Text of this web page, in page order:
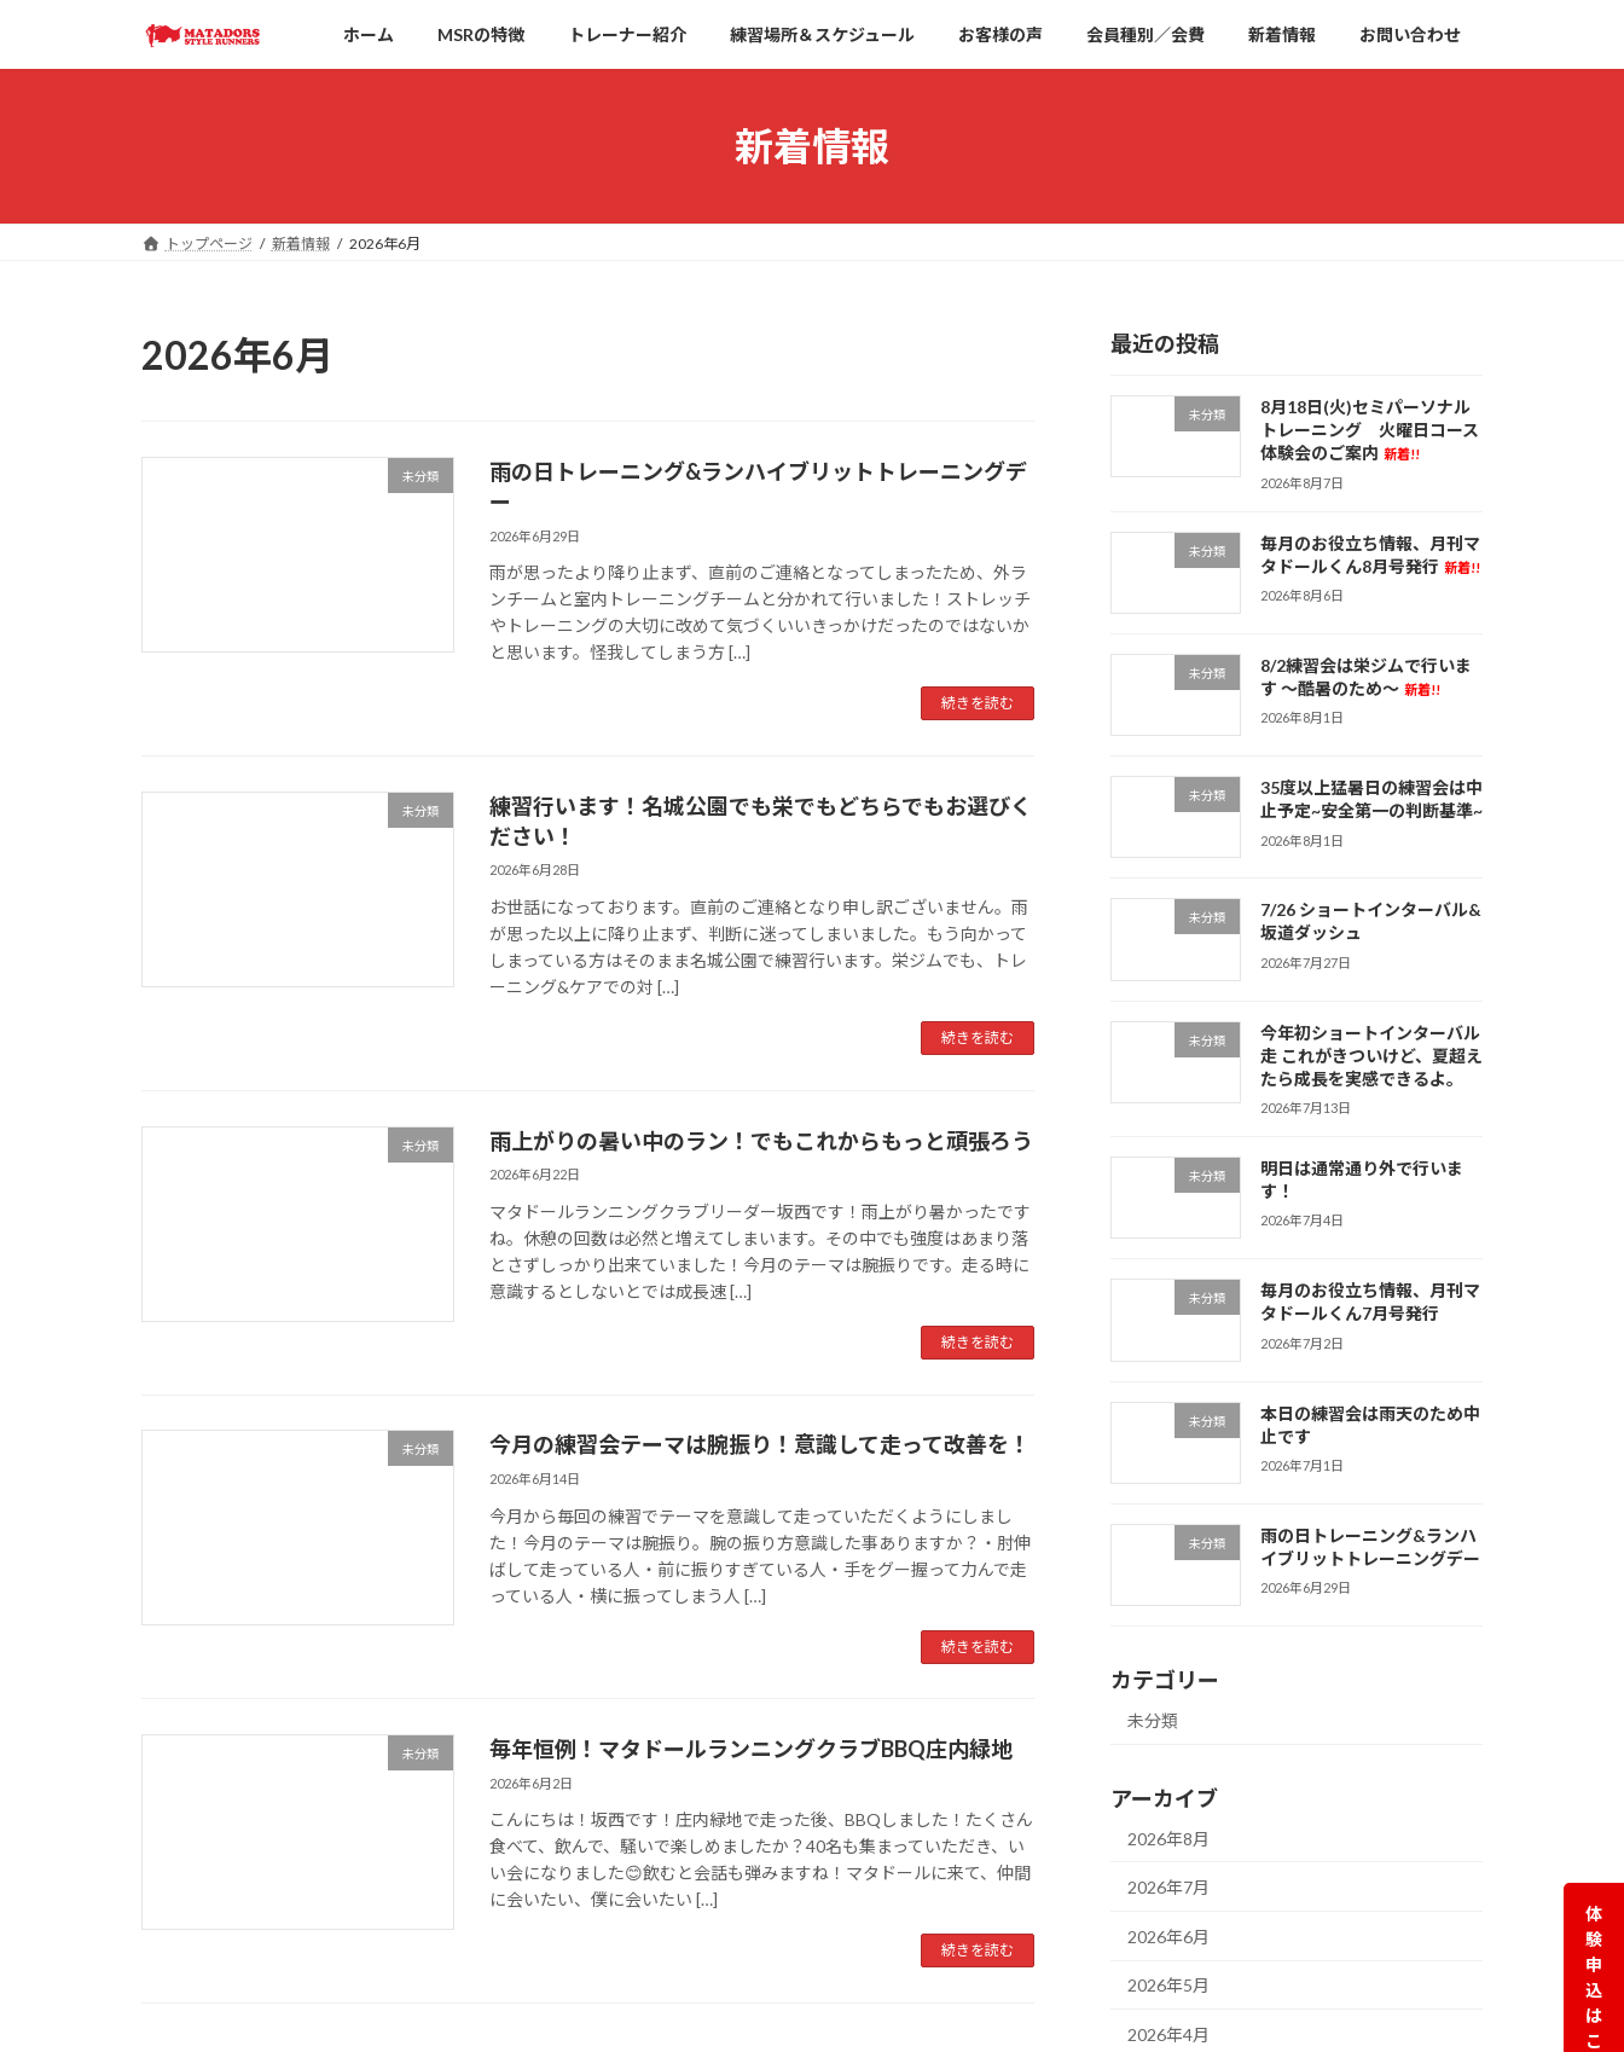
テ
ゲ
ホーム MSRの特徴 トレーナー紹介 練習場所＆スケジュール お客様の声 会員種別／会費 新着情報 お問い合わせ
新着情報
トップページ 新着情報 2026年6月
2026年6月
未分類
雨の日トレーニング&ランハイブリットトレーニングデ
ー
2026年6月29日
雨が思ったより降り止まず、直前のご連絡となってしまったため、外ラ
ンチームと室内トレーニングチームと分かれて行いました！ストレッチ
やトレーニングの大切に改めて気づくいいきっかけだったのではないか
と思います。怪我してしまう方 […]
続きを読む
未分類
練習行います！名城公園でも栄でもどちらでもお選びく
ださい！
2026年6月28日
お世話になっております。直前のご連絡となり申し訳ございません。雨
が思った以上に降り止まず、判断に迷ってしまいました。もう向かって
しまっている方はそのまま名城公園で練習行います。栄ジムでも、トレ
ーニング&ケアでの対 […]
続きを読む
未分類 雨上がりの暑い中のラン！でもこれからもっと頑張ろう
2026年6月22日
マタドールランニングクラブリーダー坂西です！雨上がり暑かったです
ね。休憩の回数は必然と増えてしまいます。その中でも強度はあまり落
とさずしっかり出来ていました！今月のテーマは腕振りです。走る時に
意識するとしないとでは成長速 […]
続きを読む
未分類 今月の練習会テーマは腕振り！意識して走って改善を！
2026年6月14日
今月から毎回の練習でテーマを意識して走っていただくようにしまし
た！今月のテーマは腕振り。腕の振り方意識した事ありますか？・肘伸
ばして走っている人・前に振りすぎている人・手をグー握って力んで走
っている人・横に振ってしまう人 […]
続きを読む
未分類 毎年恒例！マタドールランニングクラブBBQ庄内緑地
2026年6月2日
こんにちは！坂西です！庄内緑地で走った後、BBQしました！たくさん
食べて、飲んで、騒いで楽しめましたか？40名も集まっていただき、い
い会になりました😊飲むと会話も弾みますね！マタドールに来て、仲間
に会いたい、僕に会いたい […]
続きを読む
最近の投稿
未分類
8月18日(火)セミパーソナル
トレーニング 火曜日コース
体験会のご案内 新着!!
2026年8月7日
未分類
毎月のお役立ち情報、月刊マ
タドールくん8月号発行 新着!!
2026年8月6日
未分類
8/2練習会は栄ジムで行いま
す ～酷暑のため～ 新着!!
2026年8月1日
未分類
35度以上猛暑日の練習会は中
止予定~安全第一の判断基準~
2026年8月1日
未分類
7/26 ショートインターバル&
坂道ダッシュ
2026年7月27日
未分類
今年初ショートインターバル
走 これがきついけど、夏超え
たら成長を実感できるよ。
2026年7月13日
未分類
明日は通常通り外で行いま
す！
2026年7月4日
未分類
毎月のお役立ち情報、月刊マ
タドールくん7月号発行
2026年7月2日
未分類
本日の練習会は雨天のため中
止です
2026年7月1日
未分類
雨の日トレーニング&ランハ
イブリットトレーニングデー
2026年6月29日
カテゴリー
未分類
アーカイブ
2026年8月
2026年7月
2026年6月
2026年5月
2026年4月
体
験
申
込
は
こ